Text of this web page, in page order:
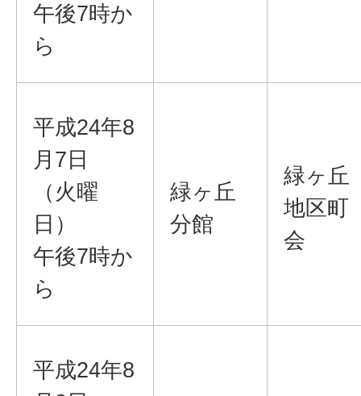
午後7時か
ら
平成24年8
月7日
（火曜
日）
午後7時か
ら
緑ヶ丘
分館
緑ヶ丘
地区町
会
平成24年8